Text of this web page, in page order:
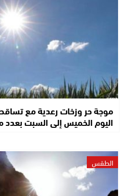
موجة حر وزخات رعدية مع
اليوم الخميس إلى السبت
الطقس